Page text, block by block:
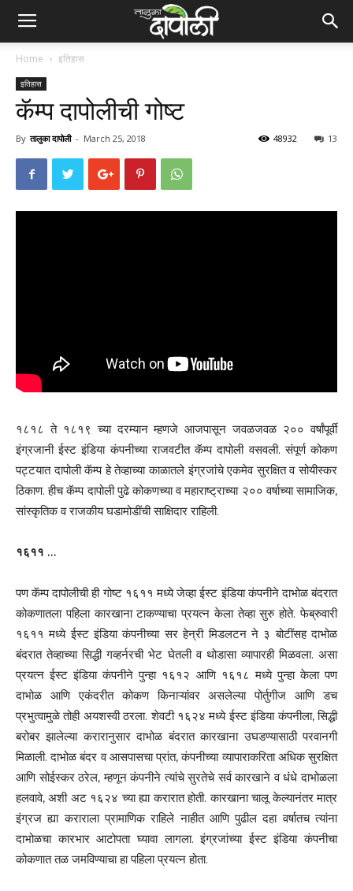
Home इतिहास
इतिहास
कॅम्प दापोलीची गोष्ट
By तालुका दापोली - March 25, 2018 13
48932
१८१८ ते १८१९ च्या दरम्यान म्हणजे आजपासून जवळजवळ २०० वर्षांपूर्वी
इंग्रजानी ईस्ट इंडिया कंपनीच्या राजवटीत कॅम्प दापोली वसवली. संपूर्ण कोकण
पट्टयात दापोली कॅम्प हे तेव्हाच्या काळातले इंग्रजांचे एकमेव सुरक्षित व सोयीस्कर
ठिकाण. हीच कॅम्प दापोली पुढे कोकणच्या व महाराष्ट्राच्या २०० वर्षाच्या सामाजिक,
सांस्कृतिक व राजकीय घडामोडींची साक्षिदार राहिली.
१६११ …
पण कॅम्प दापोलीची ही गोष्ट १६११ मध्ये जेव्हा ईस्ट इंडिया कंपनीने दाभोळ बंदरात
कोकणातला पहिला कारखाना टाकण्याचा प्रयत्न केला तेव्हा सुरु होते. फेब्रुवारी
१६११ मध्ये ईस्ट इंडिया कंपनीच्या सर हेन्री मिडलटन ने ३ बोटींसह दाभोळ
बंदरात तेव्हाच्या सिद्धी गव्हर्नरची भेट घेतली व थोडासा व्यापारही मिळवला. असा
प्रयत्न ईस्ट इंडिया कंपनीने पुन्हा १६१२ आणि १६१८ मध्ये पुन्हा केला पण
दाभोळ आणि एकंदरीत कोकण किनाऱ्यांवर असलेल्या पोर्तुगीज आणि डच
प्रभुत्वामुळे तोही अयशस्वी ठरला. शेवटी १६२४ मध्ये ईस्ट इंडिया कंपनीला, सिद्धी
बरोबर झालेल्या करारानुसार दाभोळ बंदरात कारखाना उघडण्यासाठी परवानगी
मिळाली. दाभोळ बंदर व आसपासचा प्रांत, कंपनीच्या व्यापाराकरिता अधिक सुरक्षित
आणि सोईस्कर ठरेल, म्हणून कंपनीने त्यांचे सुरतेचे सर्व कारखाने व धंधे दाभोळला
हलवावे, अशी अट १६२४ च्या ह्या करारात होती. कारखाना चालू केल्यानंतर मात्र
इंग्रज ह्या कराराला प्रामाणिक राहिले नाहीत आणि पुढील दहा वर्षातच त्यांना
दाभोळचा कारभार आटोपता घ्यावा लागला. इंग्रजांच्या ईस्ट इंडिया कंपनीचा
कोकणात तळ जमविण्याचा हा पहिला प्रयत्न होता.